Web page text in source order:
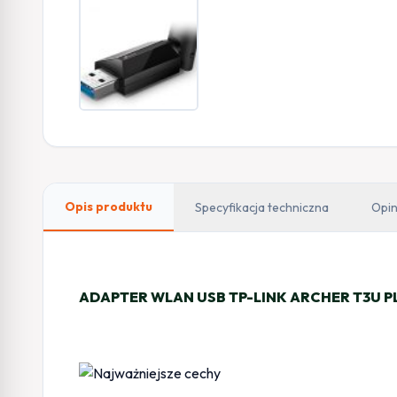
Opis produktu Specyfikacja techniczna
ADAPTER WLAN USB TP-LINK ARCHER T3U